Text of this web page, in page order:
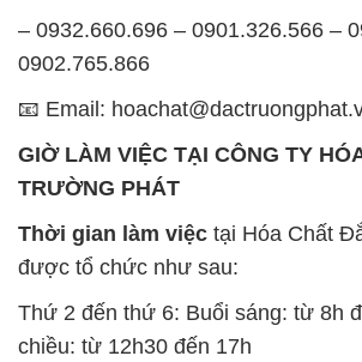
TRƯỜNG PHÁT
được tổ chức như sau:
Thứ 2 đến thứ 6: Buổi sáng: từ 8h
chiều: từ 12h30 đến 17h
Thứ 7: Buổi sáng: từ 8h đến 11h –
12h30 đến 16h
Chủ nhật: Nghỉ chủ nhật hàng tuần